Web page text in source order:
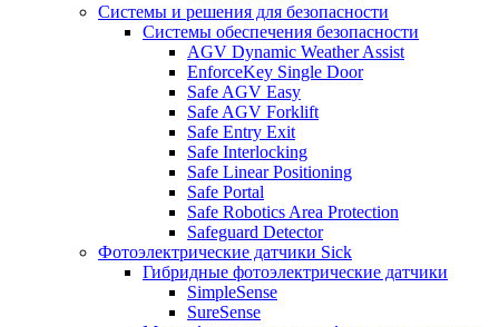
Системы и решения для безопасности
Системы обеспечения безопасности
AGV Dynamic Weather Assist
EnforceKey Single Door
Safe AGV Easy
Safe AGV Forklift
Safe Entry Exit
Safe Interlocking
Safe Linear Positioning
Safe Portal
Safe Robotics Area Protection
Safeguard Detector
Фотоэлектрические датчики Sick
Гибридные фотоэлектрические датчики
SimpleSense
SureSense